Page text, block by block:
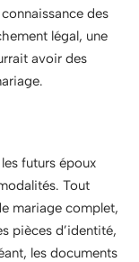
des
légal, une
avoir des
les futurs époux
Tout
mariage complet,
pièces d’identité,
les documents